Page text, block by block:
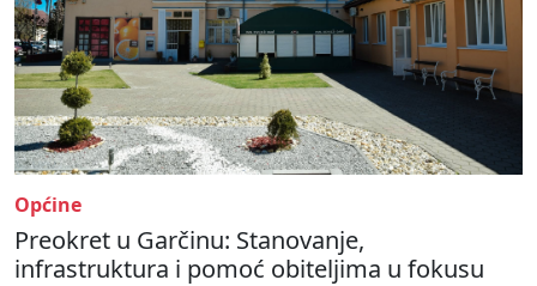
Općine
Preokret u Garčinu: Stanovanje,
infrastruktura i pomoć obiteljima u fokusu